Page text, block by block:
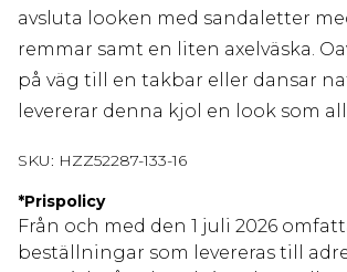
avsluta looken med sandaletter
remmar samt en liten axelväska.
på väg till en takbar eller dansar
levererar denna kjol en look som
SKU: HZZ52287-133-16
*Prispolicy
Från och med den 1 juli 2026
beställningar som levereras till